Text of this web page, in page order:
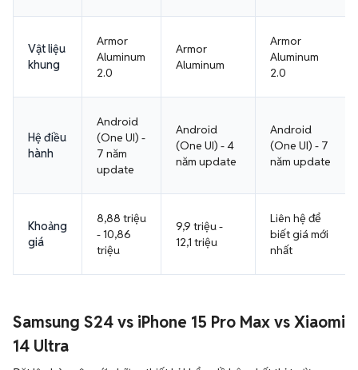
Vật liệu
khung
Armor
Aluminum
2.0
Armor
Aluminum
Armor
Aluminum
2.0
Hệ điều
hành
Android
(One UI) -
7 năm
update
Android
(One UI) - 4
năm update
Android
(One UI) - 7
năm update
Khoảng
giá
8,88 triệu
- 10,86
triệu
9,9 triệu -
12,1 triệu
Liên hệ để
biết giá mới
nhất
Samsung S24 vs iPhone 15 Pro Max vs Xiaomi
14 Ultra